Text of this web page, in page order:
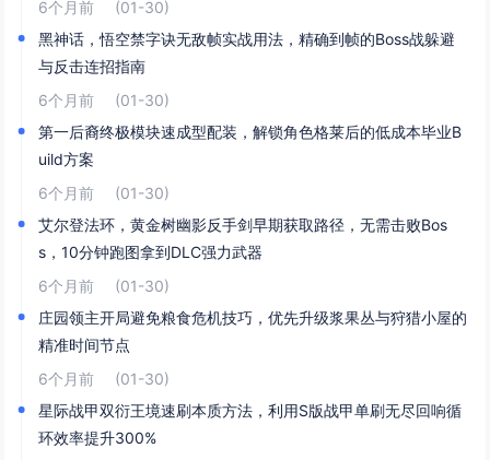
6个月前
(01-30)
黑神话，悟空禁字诀无敌帧实战用法，精确到帧的Boss战躲避
与反击连招指南
6个月前
(01-30)
第一后裔终极模块速成型配装，解锁角色格莱后的低成本毕业B
uild方案
6个月前
(01-30)
艾尔登法环，黄金树幽影反手剑早期获取路径，无需击败Bos
s，10分钟跑图拿到DLC强力武器
6个月前
(01-30)
庄园领主开局避免粮食危机技巧，优先升级浆果丛与狩猎小屋的
精准时间节点
6个月前
(01-30)
星际战甲双衍王境速刷本质方法，利用S版战甲单刷无尽回响循
环效率提升300%